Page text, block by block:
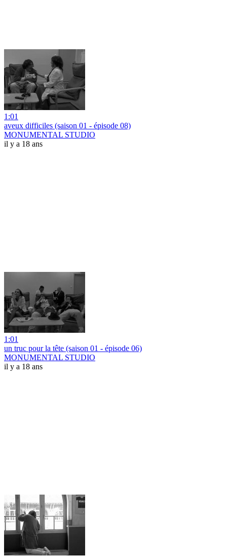
1:01
aveux difficiles (saison 01 - épisode 08)
MONUMENTAL STUDIO
il y a 18 ans
1:01
un truc pour la tête (saison 01 - épisode 06)
MONUMENTAL STUDIO
il y a 18 ans